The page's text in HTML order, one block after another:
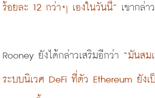
ร้อยละ 12 กว่าๆ เองในวันนี้” เขากล่าว
Rooney ยังได้กล่าวเสริมอีกว่า “มันสม
ระบบนิเวศ DeFi ที่ตัว Ethereum ยังเ